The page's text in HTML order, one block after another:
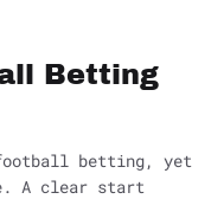
Betting
football betting, yet
A clear start